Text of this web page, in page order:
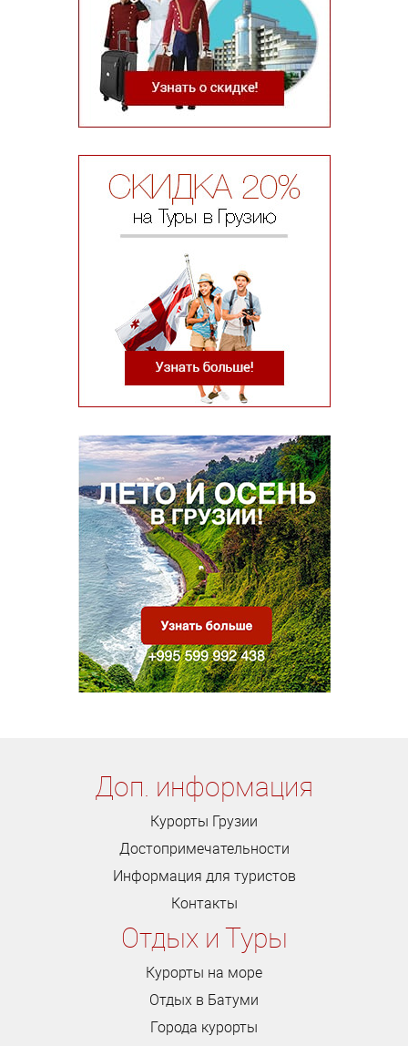
Доп. информация
Курорты Грузии
Достопримечательности
Информация для туристов
Контакты
Отдых и Туры
Курорты на море
Отдых в Батуми
Города курорты